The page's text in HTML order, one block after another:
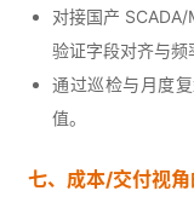
对接国产 SCADA/
验证字段对齐与频
通过巡检与月度
值。
七、成本/交付视